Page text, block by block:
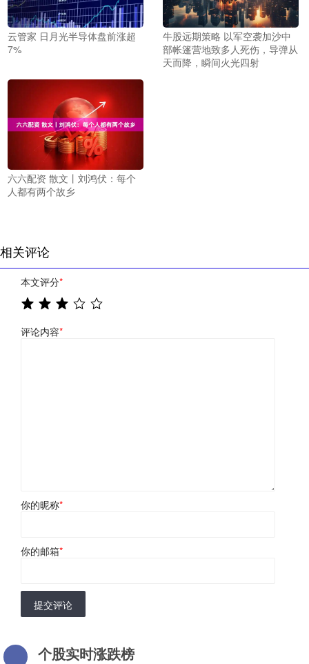
云管家 日月光半导体盘前涨超
7%
牛股远期策略 以军空袭加沙中
部帐篷营地致多人死伤，导弹从
天而降，瞬间火光四射
六六配资 散文丨刘鸿伏：每个
人都有两个故乡
相关评论
本文评分*
评论内容*
你的昵称*
你的邮箱*
提交评论
个股实时涨跌榜